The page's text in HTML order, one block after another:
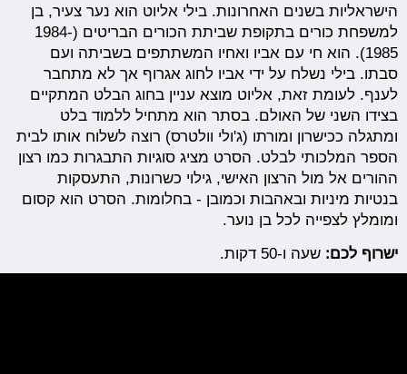
הישראליות בשנים האחרונות. בילי אליוט הוא נער צעיר, בן
למשפחת כורים בתקופת שביתת הכורים הבריטים (1984-
1985). הוא חי עם אביו ואחיו המשתתפים בשביתה ועם
סבתו. בילי נשלח על ידי אביו לחוג אגרוף אך לא מתחבר
לענף. לעומת זאת, אליוט מוצא עניין בחוג הבלט המתקיים
בצידו השני של האולם. בסתר הוא מתחיל ללמוד בלט
ומתגלה ככישרון ומורתו (ג'ולי וולטרס) רוצה לשלוח אותו לבית
הספר המלכותי לבלט. הסרט מציג סוגיות התבגרות כמו רצון
ההורים אל מול הרצון האישי, גילוי כשרונות, התעסקות
בנטיות מיניות ובאהבות וכמובן - בחלומות. הסרט הוא קסום
ומומלץ לצפייה לכל בן נוער.
ישרוף לכם: שעה ו-50 דקות.